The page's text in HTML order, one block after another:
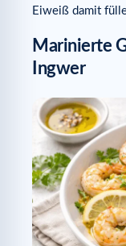
Eiweiß damit
Marinierte
Ingwer